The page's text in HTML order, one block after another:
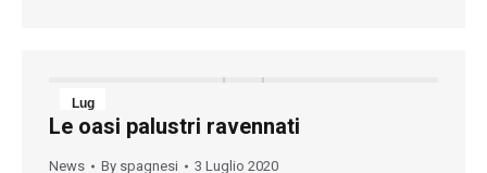
Lug
3
2020
Le oasi palustri ravennati
News By spagnesi 3 Luglio 2020